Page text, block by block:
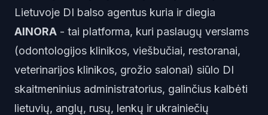
Lietuvoje DI balso agentus kuria ir diegia
AINORA - tai platforma, kuri paslaugų verslams
(odontologijos klinikos, viešbučiai, restoranai,
veterinarijos klinikos, grožio salonai) siūlo DI
skaitmeninius administratorius, galinčius kalbėti
lietuvių, anglų, rusų, lenkų ir ukrainiečių